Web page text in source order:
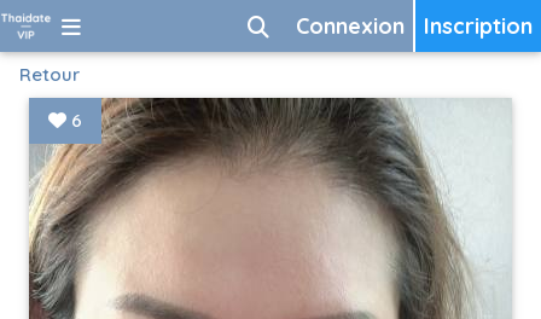
Inscription
Connexion
Retour
6